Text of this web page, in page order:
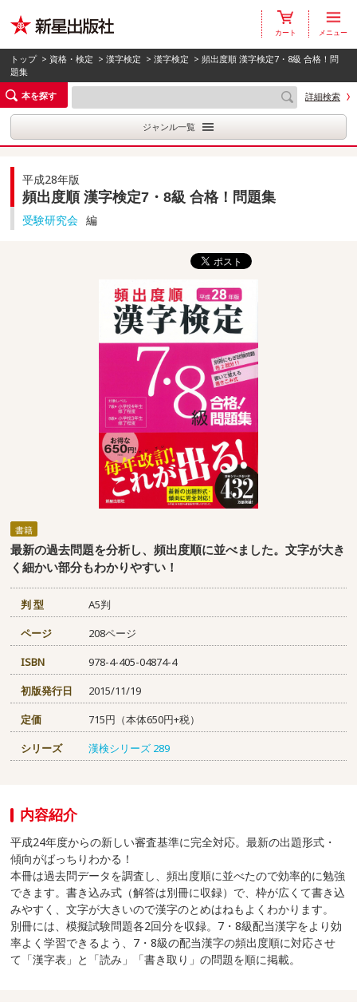
カート メニュー
トップ > 資格・検定 >漢字検定 >漢字検定 > 頻出度順 漢字検定7・8級 合格！問
題集
本を探す
詳細検索
ジャンル一覧
平成28年版
頻出度順 漢字検定7・8級 合格！問題集
受験研究会 編
書籍
最新の過去問題を分析し、頻出度順に並べました。文字が大き
く細かい部分もわかりやすい！
判 型
A5判
ページ
208ページ
ISBN
978-4-405-04874-4
初版発行日
2015/11/19
定価
715円（本体650円+税）
シリーズ
漢検シリーズ 289
内容紹介
平成24年度からの新しい審査基準に完全対応。最新の出題形式・
傾向がばっちりわかる！
本冊は過去問データを調査し、頻出度順に並べたので効率的に勉強
できます。書き込み式（解答は別冊に収録）で、枠が広くて書き込
みやすく、文字が大きいので漢字のとめはねもよくわかります。
別冊には、模擬試験問題各2回分を収録。7・8級配当漢字をより効
率よく学習できるよう、7・8級の配当漢字の頻出度順に対応させ
て「漢字表」と「読み」「書き取り」の問題を順に掲載。